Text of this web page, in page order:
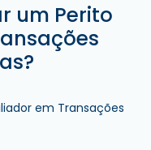
um Perito